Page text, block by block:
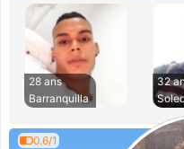
28 ans
Barranquilla
32
0.6/1